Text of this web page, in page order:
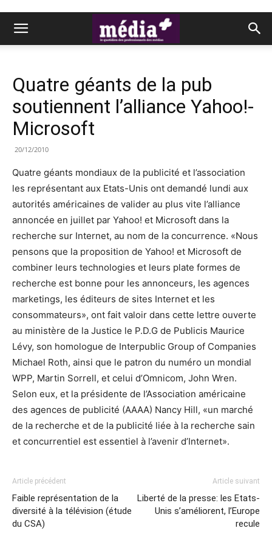
Quatre géants de la pub
soutiennent l’alliance Yahoo!-
Microsoft
20/12/2010
Quatre géants mondiaux de la publicité et l’association
les représentant aux Etats-Unis ont demandé lundi aux
autorités américaines de valider au plus vite l’alliance
annoncée en juillet par Yahoo! et Microsoft dans la
recherche sur Internet, au nom de la concurrence. «Nous
pensons que la proposition de Yahoo! et Microsoft de
combiner leurs technologies et leurs plate formes de
recherche est bonne pour les annonceurs, les agences
marketings, les éditeurs de sites Internet et les
consommateurs», ont fait valoir dans cette lettre ouverte
au ministère de la Justice le P.D.G de Publicis Maurice
Lévy, son homologue de Interpublic Group of Companies
Michael Roth, ainsi que le patron du numéro un mondial
WPP, Martin Sorrell, et celui d’Omnicom, John Wren.
Selon eux, et la présidente de l’Association américaine
des agences de publicité (AAAA) Nancy Hill, «un marché
de la recherche et de la publicité liée à la recherche sain
et concurrentiel est essentiel à l’avenir d’Internet».
Article précédent
Faible représentation de la
diversité à la télévision (étude
du CSA)
Article suivant
Liberté de la presse: les Etats-
Unis s’améliorent, l’Europe
recule